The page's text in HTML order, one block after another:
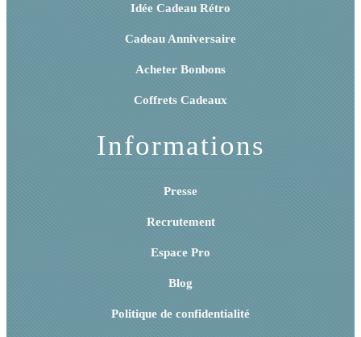
Idée Cadeau Rétro
Cadeau Anniversaire
Acheter Bonbons
Coffrets Cadeaux
Informations
Presse
Recrutement
Espace Pro
Blog
Politique de confidentialité